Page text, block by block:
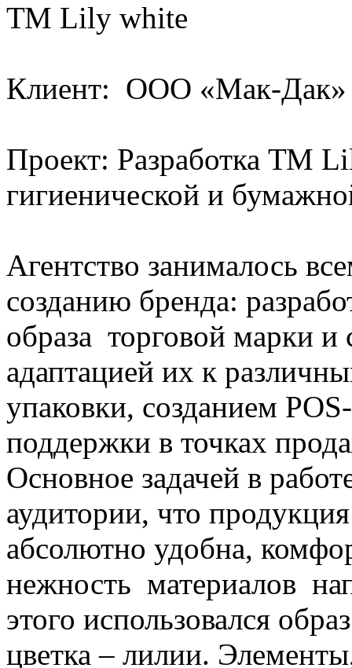
ТМ Lily white
Клиент: OOO «Мак-Дак»
Проект: Разработка ТМ
гигиенической и
Агентство занималось
созданию бренда:
образа торговой марки
адаптацией их к
упаковки, созданием
поддержки в точках
Основное задачей в
аудитории, что
абсолютно удобна,
нежность материалов
этого использовался
цветка – лилии.